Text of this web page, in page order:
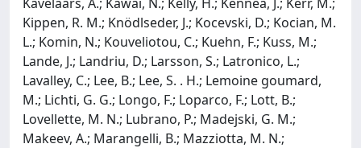
Kippen, R. M.; Knödlseder, J.; Kocevski, D.; Kocian, M.
L.; Komin, N.; Kouveliotou, C.; Kuehn, F.; Kuss, M.;
Lande, J.; Landriu, D.; Larsson, S.; Latronico, L.;
Lavalley, C.; Lee, B.; Lee, S. . H.; Lemoine goumard,
M.; Lichti, G. G.; Longo, F.; Loparco, F.; Lott, B.;
Lovellette, M. N.; Lubrano, P.; Madejski, G. M.;
Makeev, A.; Marangelli, B.; Mazziotta, M. N.;